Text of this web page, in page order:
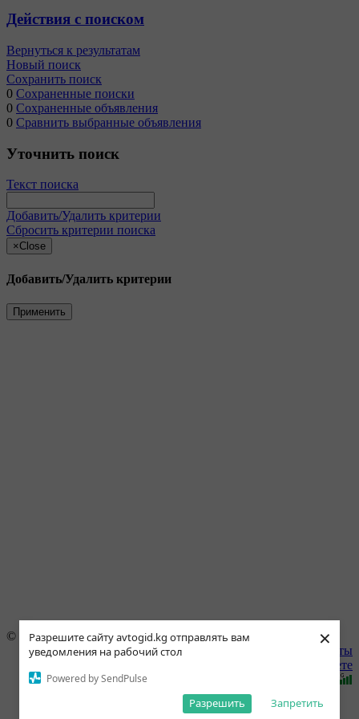
Разрешите сайту avtogid.kg отправлять вам
уведомления на рабочий стол
Powered by SendPulse
Запретить
Разрешить
×
Действия с поиском
Вернуться к результатам
Новый поиск
Сохранить поиск
0 Сохраненные поиски
0 Сохраненные объявления
0 Сравнить выбранные объявления
Уточнить поиск
Текст поиска
Добавить/Удалить критерии
Сбросить критерии поиска
×Close
Добавить/Удалить критерии
Применить
© 1996–2021 АВТОгид
Контакты
О газете